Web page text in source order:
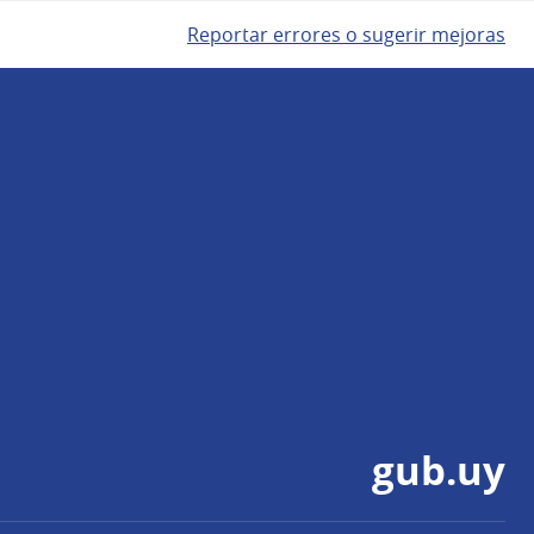
Reportar errores o sugerir mejoras
gub.uy